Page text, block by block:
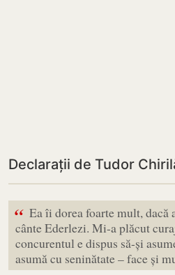
Declarații de Tudor
“ Ea îi dorea foarte mult, dacă
cânte Ederlezi. Mi-a plăcut
concurentul e dispus să-și
asumă cu seninătate – face și